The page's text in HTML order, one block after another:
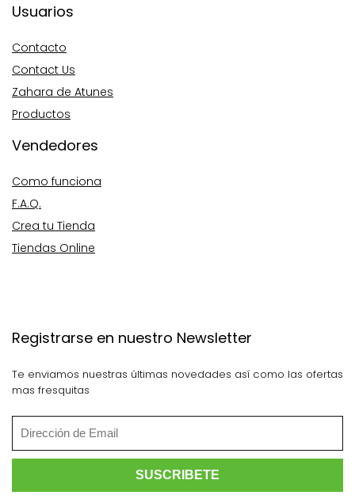
Usuarios
Contacto
Contact Us
Zahara de Atunes
Productos
Vendedores
Como funciona
F.A.Q.
Crea tu Tienda
Tiendas Online
Registrarse en nuestro Newsletter
Te enviamos nuestras últimas novedades así como las ofertas
mas fresquitas